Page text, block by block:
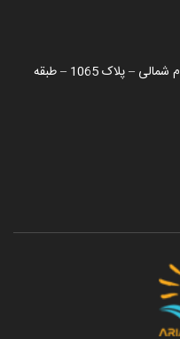
بزرگراه رسالت – بین 16 متری اول و دوم شمالی – پلاک 1065 – طبقه